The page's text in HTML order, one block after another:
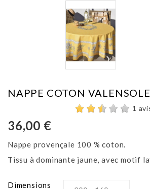
NAPPE COTON
1
36,00 €
Nappe provençale 100 % coton.
Tissu à dominante jaune, avec motif
Dimensions